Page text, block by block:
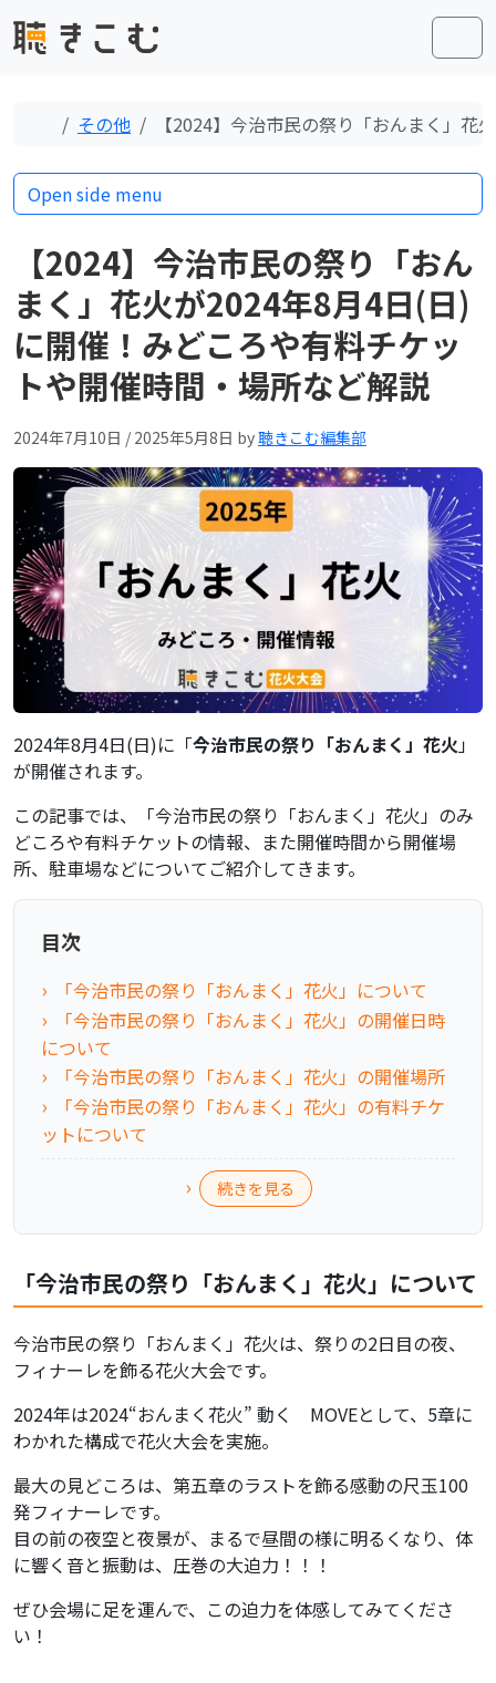
Home
その他 【2024】今治市民の祭り「おんまく」
【2024】今治市民の祭り「おん
まく」花火が2024年8月4日(日)
に開催！みどころや有料チケッ
トや開催時間・場所など解説
2024年7月10日 / 2025年5月8日 by聴きこむ編集部
2024年8月4日(日)に「今治市民の祭り「おんまく」花火」
が開催されます。
この記事では、「今治市民の祭り「おんまく」花火」のみ
どころや有料チケットの情報、また開催時間から開催場
所、駐車場などについてご紹介してきます。
目次
「今治市民の祭り「おんまく」花火」について
「今治市民の祭り「おんまく」花火」の開催日時
について
「今治市民の祭り「おんまく」花火」の開催場所
「今治市民の祭り「おんまく」花火」の有料チケ
ットについて
続きを見る
「今治市民の祭り「おんまく」花火」について
今治市民の祭り「おんまく」花火は、祭りの2日目の夜、
フィナーレを飾る花火大会です。
2024年は2024“おんまく花火” 動く MOVEとして、5章に
わかれた構成で花火大会を実施。
最大の見どころは、第五章のラストを飾る感動の尺玉100
発フィナーレです。
目の前の夜空と夜景が、まるで昼間の様に明るくなり、体
に響く音と振動は、圧巻の大迫力！！！
ぜひ会場に足を運んで、この迫力を体感してみてくださ
い！
Open side menu